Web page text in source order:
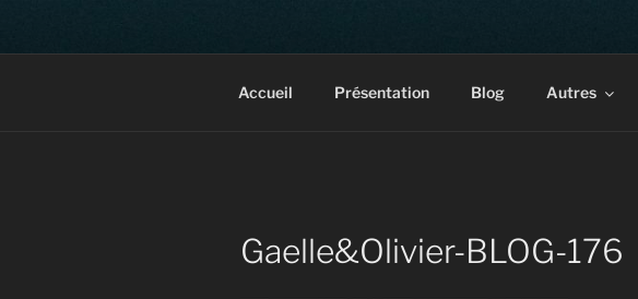
Accueil Présentation Blog Autres
Gaelle&Olivier-BLOG-176